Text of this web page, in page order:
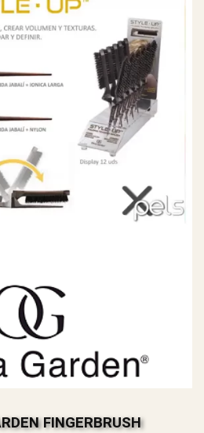
FINGERBRUSH